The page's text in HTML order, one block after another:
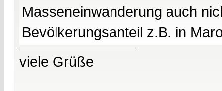
Masseneinwanderung auch
Bevölkerungsanteil z.B. in
viele Grüße